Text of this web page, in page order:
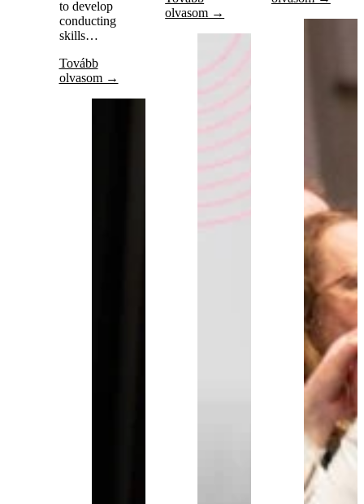
to develop
conducting
skills…
Tovább
olvasom →
olvasom →